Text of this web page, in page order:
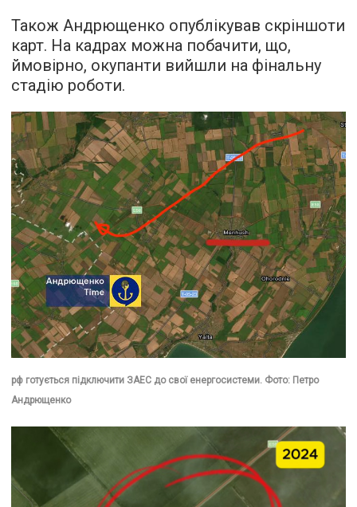
Також Андрющенко опублікував скріншоти
карт. На кадрах можна побачити, що,
ймовірно, окупанти вийшли на фінальну
стадію роботи.
рф готується підключити ЗАЕС до свої енергосистеми. Фото: Петро
Андрющенко